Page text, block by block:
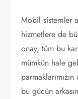
Mobil sistemler
hizmetlere de
onay, tüm bu
mümkün hale
bu gücün